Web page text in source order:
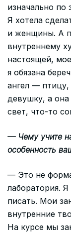
изначально по
Я хотела
и женщины. А
внутреннему
настоящей,
я обязана
ангел —
девушку, а
свет, что-то
— Чему учите
особенность
— Это не
лаборатория.
писать. Мои
внутренние
На курсе мы